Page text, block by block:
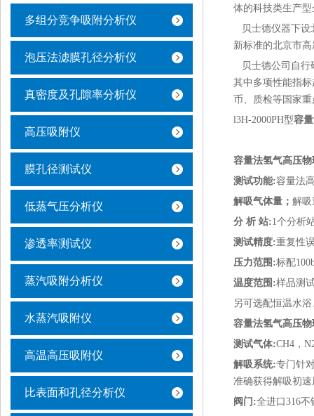
多组分竞争吸附分析仪
泡压法滤膜孔径分析仪
真密度及孔隙率分析仪
高压吸附仪
膜孔径测试仪
低蒸气压分析仪
渗透率测试仪
蒸汽吸附分析仪
水蒸汽吸附仪
高温高压吸附仪
比表面和孔径分析仪
体的科技类生产
贝士德仪器下设
新标准的北京市
贝士德公司自行
其中多项性能指
币、质检等国家
l3H-2000PH型容
容量法氢气高压
测试功能:容量法
解吸气体量； 解吸
分 析 站:1个分析
测试精度:重复性
压力范围:标配
温度范围:样品测
另可选配恒温水
容量法氢气高压
测试气体:CH4，
解吸系统:专门针
准确获得解吸初
阀门:全进口316